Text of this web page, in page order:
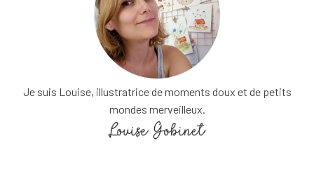
Je suis Louise, illustratrice de moments doux et de petits
mondes merveilleux.